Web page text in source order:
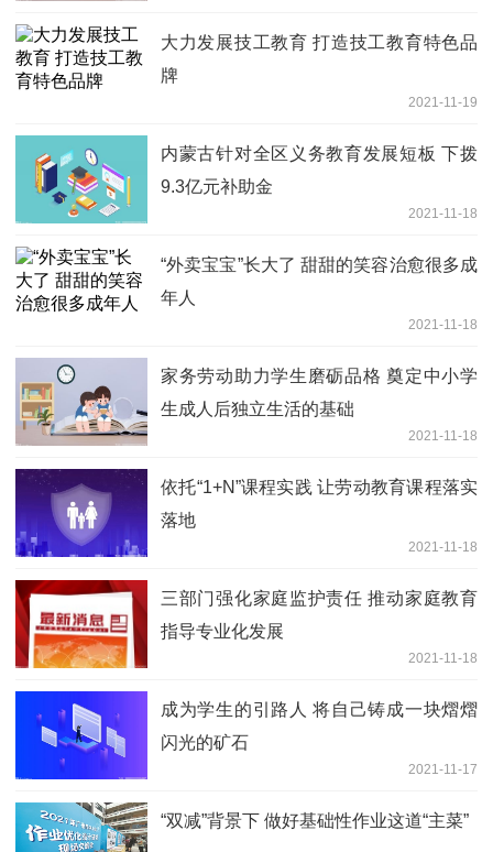
大力发展技工教育 打造技工教育特色品
牌
2021-11-19
内蒙古针对全区义务教育发展短板 下拨
9.3亿元补助金
2021-11-18
“外卖宝宝”长大了 甜甜的笑容治愈很多成
年人
2021-11-18
家务劳动助力学生磨砺品格 奠定中小学
生成人后独立生活的基础
2021-11-18
依托“1+N”课程实践 让劳动教育课程落实
落地
2021-11-18
三部门强化家庭监护责任 推动家庭教育
指导专业化发展
2021-11-18
成为学生的引路人 将自己铸成一块熠熠
闪光的矿石
2021-11-17
“双减”背景下 做好基础性作业这道“主菜”